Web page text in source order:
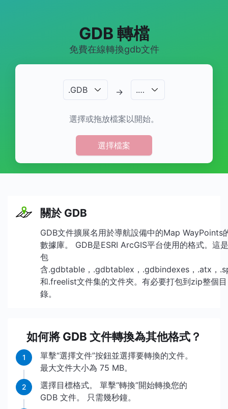
GDB 轉檔
免費在線轉換gdb文件
.GDB → .…
選擇或拖放檔案以開始。
選擇檔案
關於 GDB
GDB文件擴展名用於導航設備中的Map WayPoints
數據庫。 GDB是ESRI ArcGIS平台使用的格式。這是
包
含.gdbtable，.gdbtablex，.gdbindexes，.atx，
和.freelist文件集的文件夾。有必要打包到zip整個目
錄。
如何將 GDB 文件轉換為其他格式？
1
單擊“選擇文件”按鈕並選擇要轉換的文件。
最大文件大小為 75 MB。
2
選擇目標格式。 單擊“轉換”開始轉換您的
GDB 文件。 只需幾秒鐘。